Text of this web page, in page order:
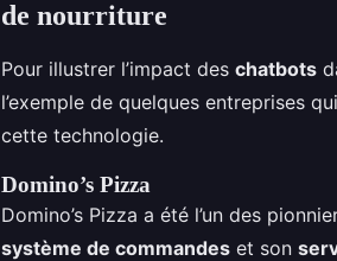
de nourriture
Pour illustrer l’impact des chatbots
l’exemple de quelques entreprises
cette technologie.
Domino’s Pizza
Domino’s Pizza a été l’un des
système de commandes et son